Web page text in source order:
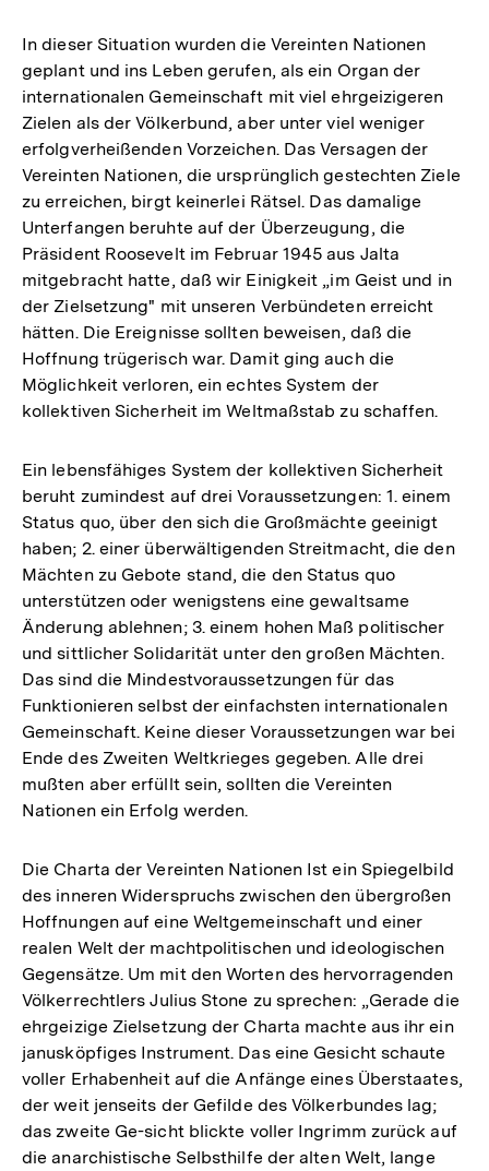
In dieser Situation wurden die Vereinten Nationen
geplant und ins Leben gerufen, als ein Organ der
internationalen Gemeinschaft mit viel ehrgeizigeren
Zielen als der Völkerbund, aber unter viel weniger
erfolgverheißenden Vorzeichen. Das Versagen der
Vereinten Nationen, die ursprünglich gestechten Ziele
zu erreichen, birgt keinerlei Rätsel. Das damalige
Unterfangen beruhte auf der Überzeugung, die
Präsident Roosevelt im Februar 1945 aus Jalta
mitgebracht hatte, daß wir Einigkeit „im Geist und in
der Zielsetzung" mit unseren Verbündeten erreicht
hätten. Die Ereignisse sollten beweisen, daß die
Hoffnung trügerisch war. Damit ging auch die
Möglichkeit verloren, ein echtes System der
kollektiven Sicherheit im Weltmaßstab zu schaffen.
Ein lebensfähiges System der kollektiven Sicherheit
beruht zumindest auf drei Voraussetzungen: 1. einem
Status quo, über den sich die Großmächte geeinigt
haben; 2. einer überwältigenden Streitmacht, die den
Mächten zu Gebote stand, die den Status quo
unterstützen oder wenigstens eine gewaltsame
Änderung ablehnen; 3. einem hohen Maß politischer
und sittlicher Solidarität unter den großen Mächten.
Das sind die Mindestvoraussetzungen für das
Funktionieren selbst der einfachsten internationalen
Gemeinschaft. Keine dieser Voraussetzungen war bei
Ende des Zweiten Weltkrieges gegeben. Alle drei
mußten aber erfüllt sein, sollten die Vereinten
Nationen ein Erfolg werden.
Die Charta der Vereinten Nationen Ist ein Spiegelbild
des inneren Widerspruchs zwischen den übergroßen
Hoffnungen auf eine Weltgemeinschaft und einer
realen Welt der machtpolitischen und ideologischen
Gegensätze. Um mit den Worten des hervorragenden
Völkerrechtlers Julius Stone zu sprechen: „Gerade die
ehrgeizige Zielsetzung der Charta machte aus ihr ein
janusköpfiges Instrument. Das eine Gesicht schaute
voller Erhabenheit auf die Anfänge eines Überstaates,
der weit jenseits der Gefilde des Völkerbundes lag;
das zweite Ge-sicht blickte voller Ingrimm zurück auf
die anarchistische Selbsthilfe der alten Welt, lange